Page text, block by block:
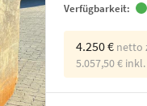
Verfügbarkeit:
4.250 € netto
5.057,50 €